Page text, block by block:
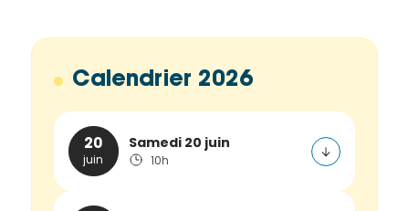
Calendrier 2026
20
juin
Samedi 20 juin
10h
vous
voulez
vous
cliquez ici